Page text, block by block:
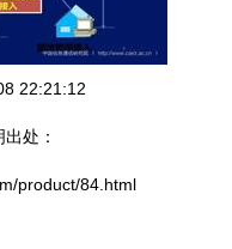
22:21:12
处：
product/84.html